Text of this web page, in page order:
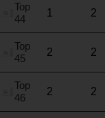
Top
44
1 2
Top
45
2 2
Top
46
2 2